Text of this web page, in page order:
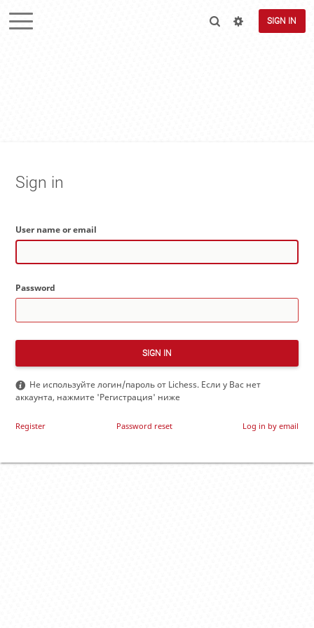
SIGN IN
Sign in
User name or email
Password
SIGN IN
Не используйте логин/пароль от Lichess. Если у Вас нет
аккаунта, нажмите 'Регистрация' ниже
Register Password reset Log in by email